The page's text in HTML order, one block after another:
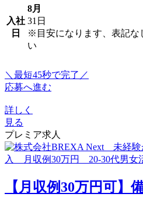
入社
日
8月
31日
※目安になります、表記な
い
＼最短45秒で完了／
応募へ進む
詳しく
見る
プレミア求人
【月収例30万円可】